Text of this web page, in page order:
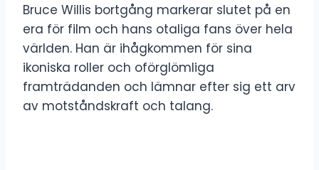
Bruce Willis bortgång markerar slutet på en
era för film och hans otaliga fans över hela
världen. Han är ihågkommen för sina
ikoniska roller och oförglömliga
framträdanden och lämnar efter sig ett arv
av motståndskraft och talang.